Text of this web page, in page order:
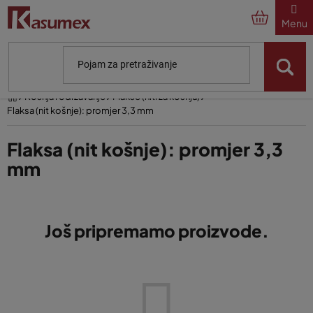
Preskoči
sadržaj
Košnja i održavanje
Flakse (niti za košnju)
Flaksa (nit košnje): promjer 3,3 mm
Flaksa (nit košnje): promjer 3,3
mm
Još pripremamo proizvode.